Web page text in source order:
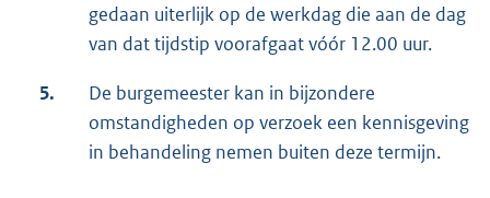
gedaan uiterlijk op de werkdag die aan de dag
van dat tijdstip voorafgaat vóór 12.00 uur.
5.
De burgemeester kan in bijzondere
omstandigheden op verzoek een kennisgeving
in behandeling nemen buiten deze termijn.